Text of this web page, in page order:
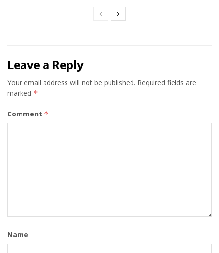
Leave a Reply
Your email address will not be published. Required fields are
marked *
Comment *
Name